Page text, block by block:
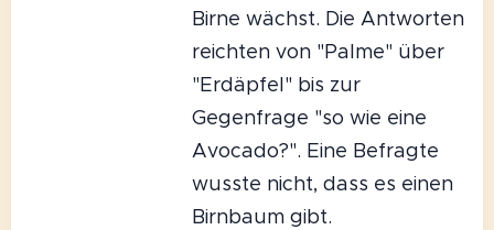
Birne wächst. Die Antworten
reichten von "Palme" über
"Erdäpfel" bis zur
Gegenfrage "so wie eine
Avocado?". Eine Befragte
wusste nicht, dass es einen
Birnbaum gibt.